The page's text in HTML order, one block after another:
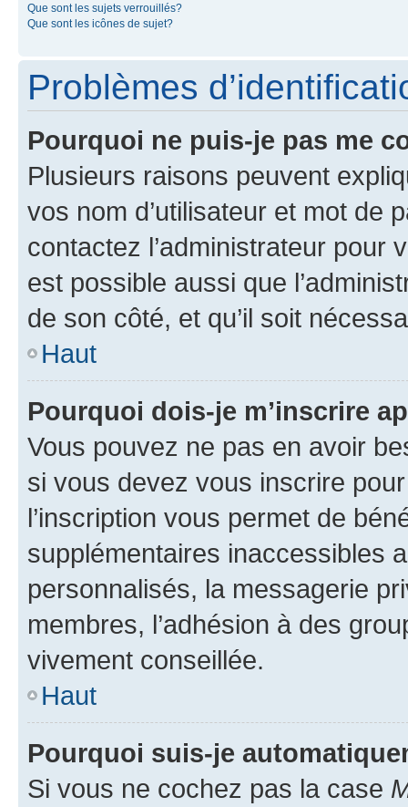
Que sont les sujets verrouillés?
Que sont les icônes de sujet?
Problèmes
Pourquoi ne puis-je pas me
Plusieurs raisons peuvent
vos nom d’utilisateur et mot de
contactez l’administrateur pour
est possible aussi que
de son côté, et qu’il soit
Haut
Pourquoi dois-je m’inscrire
Vous pouvez ne pas en avoir
si vous devez vous inscrire
l’inscription vous permet de
supplémentaires inaccessibles
personnalisés, la messagerie
membres, l’adhésion à des
vivement conseillée.
Haut
Pourquoi suis-je
Si vous ne cochez pas la case